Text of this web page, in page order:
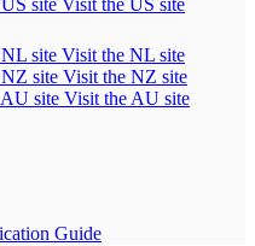
Visit the US site
Visit the NL site
Visit the NZ site
Visit the AU site
Guide